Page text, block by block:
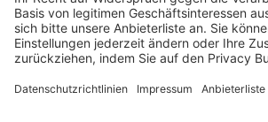
Login SpielPlus
FOLGE DEM BFV